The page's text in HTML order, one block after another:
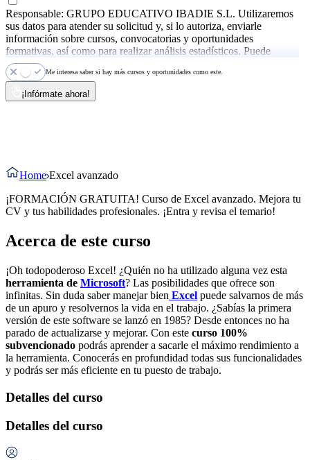
Responsable: GRUPO EDUCATIVO IBADIE S.L. Utilizaremos
sus datos para atender su solicitud y, si lo autoriza, enviarle
información sobre cursos, convocatorias y oportunidades
formativas, así como para realizar análisis estadísticos. Puede
ejercer sus derechos y consultar más información en la
privacidad.
Me interesa saber si hay más cursos y oportunidades como este.
¡Infórmate ahora!
Home Excel avanzado
¡FORMACIÓN GRATUITA! Curso de Excel avanzado. Mejora tu
CV y tus habilidades profesionales. ¡Entra y revisa el temario!
Acerca de este curso
¡Oh todopoderoso Excel! ¿Quién no ha utilizado alguna vez esta
herramienta de Microsoft? Las posibilidades que ofrece son
infinitas. Sin duda saber manejar bien Excel puede salvarnos de más
de un apuro y resolvernos la vida en el trabajo. ¿Sabías la primera
versión de este software se lanzó en 1985? Desde entonces no ha
parado de actualizarse y mejorar. Con este curso 100%
subvencionado podrás aprender a sacarle el máximo rendimiento a
la herramienta. Conocerás en profundidad todas sus funcionalidades
y podrás ser más eficiente en tu puesto de trabajo.
Detalles del curso
Detalles del curso